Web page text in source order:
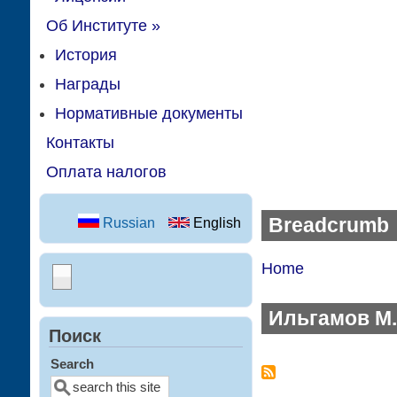
Об Институте»
История
Награды
Нормативные документы
Контакты
Оплата налогов
Breadcrumb
Home
Ильгамов
Russian English
Поиск
Search